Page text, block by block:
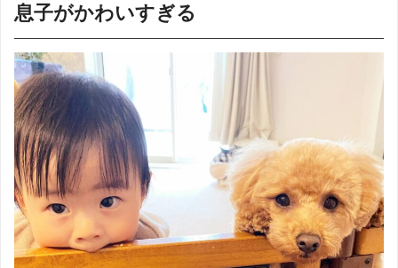
息子がかわいすぎる